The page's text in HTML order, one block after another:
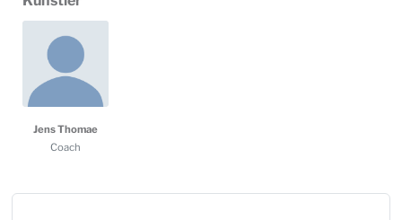
Jens Thomae
Coach